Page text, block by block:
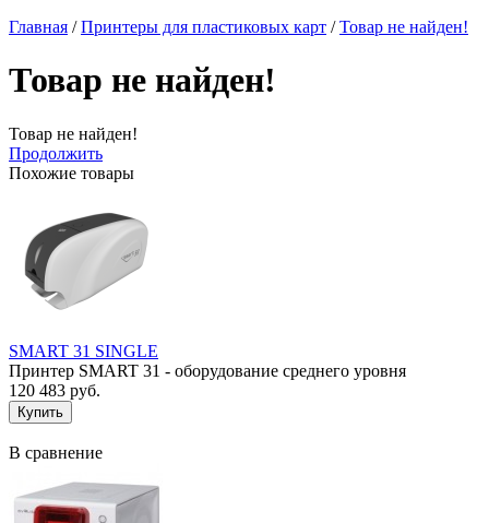
Главная / Принтеры для пластиковых карт / Товар не найден!
Товар не найден!
Товар не найден!
Продолжить
Похожие товары
SMART 31 SINGLE
Принтер SMART 31 - оборудование среднего уровня
120 483 руб.
В сравнение